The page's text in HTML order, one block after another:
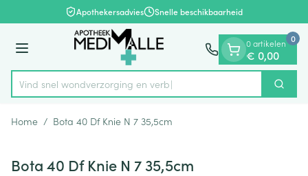
Ga naar de inhoudApothekersadvies Snelle beschikbaarheid
Menu
Product, merk, categorie...
Vind snel wondverzorging Zoek
0 artikelen
€ 0,00
0
Home / Bota 40 Df Knie N 7 35,5cm
Bota 40 Df Knie N 7 35,5cm